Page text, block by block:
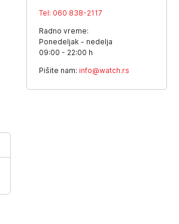
Tel: 060 838-2117
Radno vreme:
Ponedeljak - nedelja
09:00 - 22:00 h
Pišite nam: info@watch.rs